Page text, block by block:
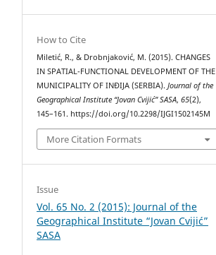
How to Cite
Miletić, R., & Drobnjaković, M. (2015). CHANGES
IN SPATIAL-FUNCTIONAL DEVELOPMENT OF THE
MUNICIPALITY OF INĐIJA (SERBIA).Journal of the
Geographical Institute “Jovan Cvijić” SASA,65(2),
145–161. https://doi.org/10.2298/IJGI1502145M
More Citation Formats
Issue
Vol. 65 No. 2 (2015): Journal of the
Geographical Institute “Jovan Cvijić”
SASA